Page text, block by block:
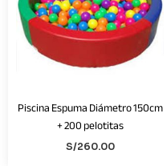
Piscina Espuma Diámetro 150cm
+ 200 pelotitas
S/260.00